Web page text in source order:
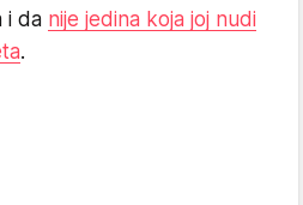
i da nije jedina koja joj nudi
.